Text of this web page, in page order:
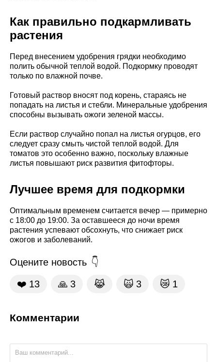
Как правильно подкармливать
растения
Перед внесением удобрения грядки необходимо
полить обычной теплой водой. Подкормку проводят
только по влажной почве.
Готовый раствор вносят под корень, стараясь не
попадать на листья и стебли. Минеральные удобрения
способны вызывать ожоги зеленой массы.
Если раствор случайно попал на листья огурцов, его
следует сразу смыть чистой теплой водой. Для
томатов это особенно важно, поскольку влажные
листья повышают риск развития фитофторы.
Лучшее время для подкормки
Оптимальным временем считается вечер — примерно
с 18:00 до 19:00. За оставшееся до ночи время
растения успевают обсохнуть, что снижает риск
ожогов и заболеваний.
Оцените новость
❤️ 13 🙏 3 😹 🙀 3 😿 1
Комментарии